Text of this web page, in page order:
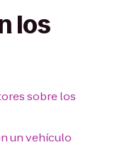
los
sobre los
un vehículo